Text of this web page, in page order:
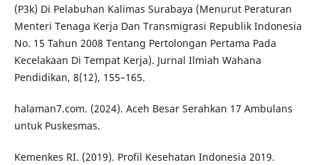
(P3k) Di Pelabuhan Kalimas Surabaya (Menurut Peraturan
Menteri Tenaga Kerja Dan Transmigrasi Republik Indonesia
No. 15 Tahun 2008 Tentang Pertolongan Pertama Pada
Kecelakaan Di Tempat Kerja). Jurnal Ilmiah Wahana
Pendidikan, 8(12), 155–165.
halaman7.com. (2024). Aceh Besar Serahkan 17 Ambulans
untuk Puskesmas.
Kemenkes RI. (2019). Profil Kesehatan Indonesia 2019.